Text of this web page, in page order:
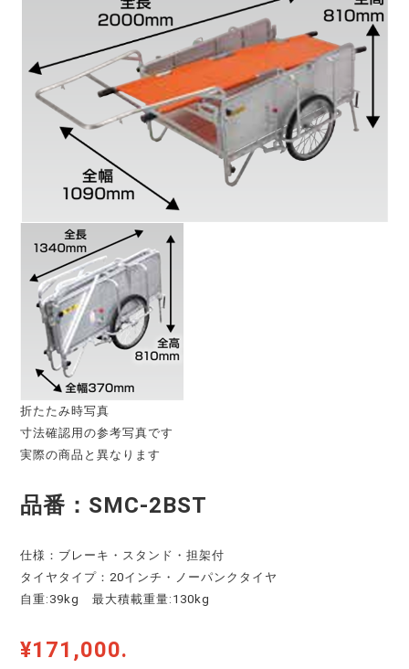
折たたみ時写真
寸法確認用の参考写真です
実際の商品と異なります
品番：SMC-2BST
仕様：ブレーキ・スタンド・担架付
タイヤタイプ：20インチ・ノーパンクタイヤ
自重:39kg 最大積載重量:130kg
¥171,000.